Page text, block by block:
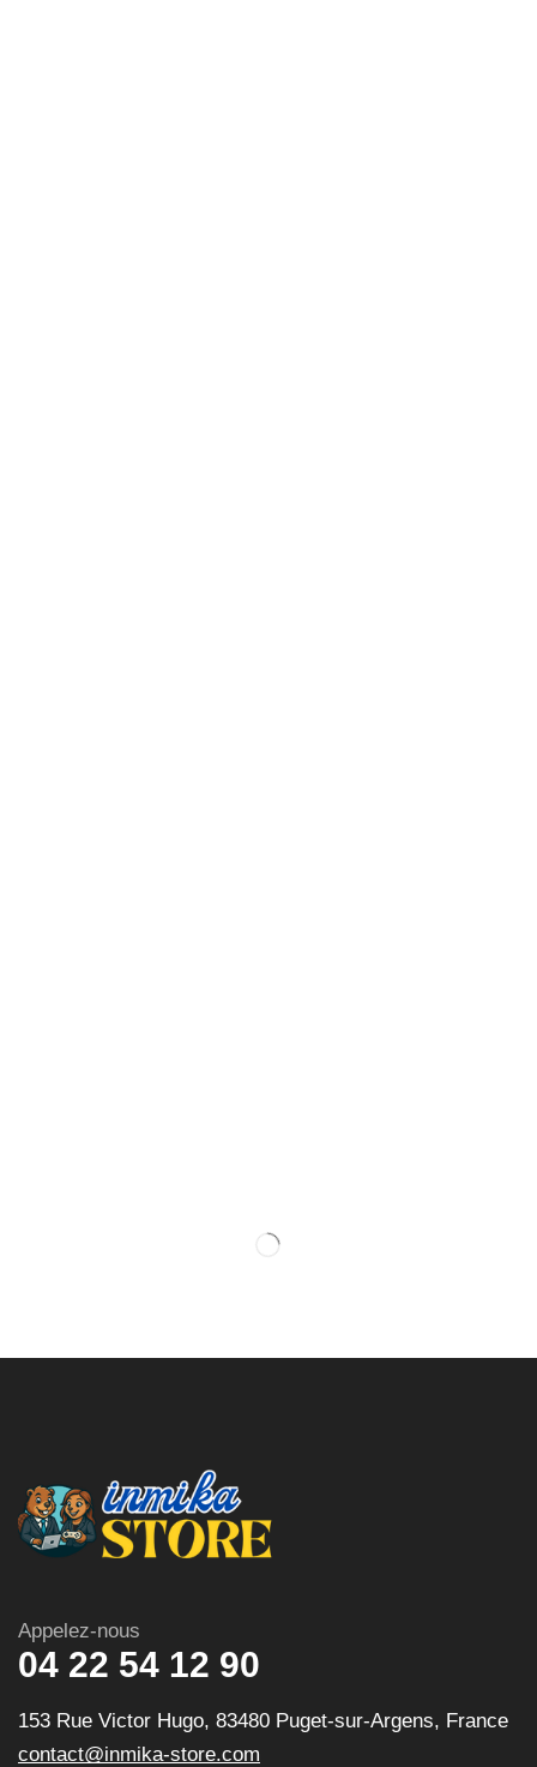
Appelez-nous
04 22 54 12 90
153 Rue Victor Hugo, 83480 Puget-sur-Argens, France
contact@inmika-store.com